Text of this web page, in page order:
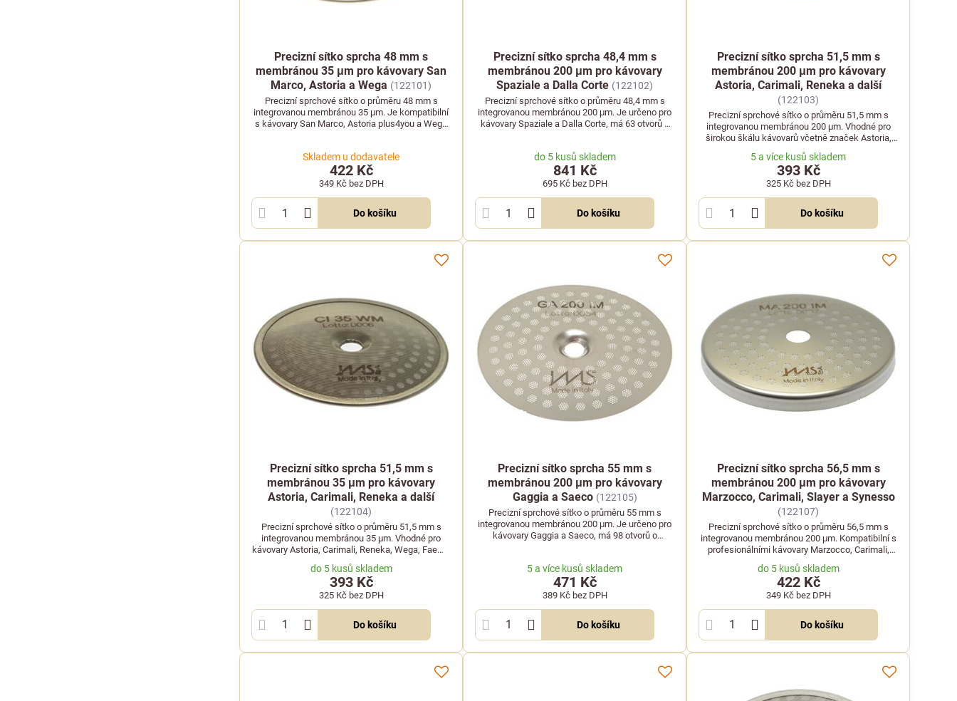
Precizní sítko sprcha 48 mm s
membránou 35 μm pro kávovary San
Marco, Astoria a Wega (122101)
Precizní sprchové sítko o průměru 48 mm s
integrovanou membránou 35 μm. Je kompatibilní
s kávovary San Marco, Astoria plus4you a Wega
Skladem u dodavatele
422 Kč
349 Kč bez DPH
Do košíku
Precizní sítko sprcha 48,4 mm s
membránou 200 μm pro kávovary
Spaziale a Dalla Corte (122102)
Precizní sprchové sítko o průměru 48,4 mm s
integrovanou membránou 200 μm. Je určeno pro
kávovary Spaziale a Dalla Corte, má 63 otvorů a
do 5 kusů skladem
841 Kč
695 Kč bez DPH
Do košíku
Precizní sítko sprcha 51,5 mm s
membránou 200 μm pro kávovary
Astoria, Carimali, Reneka a další
(122103)
Precizní sprchové sítko o průměru 51,5 mm s
integrovanou membránou 200 μm. Vhodné pro
širokou škálu kávovarů včetně značek Astoria,
Carimali, Reneka a Faema.
5 a více kusů skladem
393 Kč
325 Kč bez DPH
Do košíku
Precizní sítko sprcha 51,5 mm s
membránou 35 μm pro kávovary
Astoria, Carimali, Reneka a další
(122104)
Precizní sprchové sítko o průměru 51,5 mm s
integrovanou membránou 35 μm. Vhodné pro
kávovary Astoria, Carimali, Reneka, Wega, Faema
do 5 kusů skladem
393 Kč
325 Kč bez DPH
Do košíku
Precizní sítko sprcha 55 mm s
membránou 200 μm pro kávovary
Gaggia a Saeco (122105)
Precizní sprchové sítko o průměru 55 mm s
integrovanou membránou 200 μm. Je určeno pro
kávovary Gaggia a Saeco, má 98 otvorů o
5 a více kusů skladem
471 Kč
389 Kč bez DPH
Do košíku
Precizní sítko sprcha 56,5 mm s
membránou 200 μm pro kávovary
Marzocco, Carimali, Slayer a Synesso
(122107)
Precizní sprchové sítko o průměru 56,5 mm s
integrovanou membránou 200 μm. Kompatibilní s
profesionálními kávovary Marzocco, Carimali,
do 5 kusů skladem
422 Kč
349 Kč bez DPH
Do košíku